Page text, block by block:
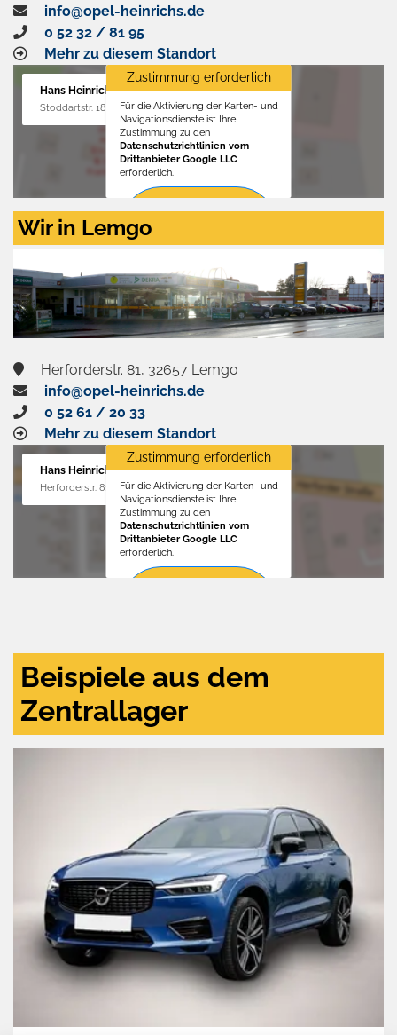
info@opel-heinrichs.de
0 52 32 / 81 95
Mehr zu diesem Standort
Hans Heinrichs GmbH
Stoddartstr. 18, 32758 Detmold
Zustimmung erforderlich
Für die Aktivierung der Karten- und
Navigationsdienste ist Ihre
Zustimmung zu den
Datenschutzrichtlinien vom
Drittanbieter Google LLC
erforderlich.
Zustimmen
aktivieren
Wir in Lemgo
Herforderstr. 81, 32657 Lemgo
info@opel-heinrichs.de
0 52 61 / 20 33
Mehr zu diesem Standort
Hans Heinrichs GmbH
Herforderstr. 81, 32657 Lemgo
Zustimmung erforderlich
Für die Aktivierung der Karten- und
Navigationsdienste ist Ihre
Zustimmung zu den
Datenschutzrichtlinien vom
Drittanbieter Google LLC
erforderlich.
Beispiele aus dem
Zentrallager